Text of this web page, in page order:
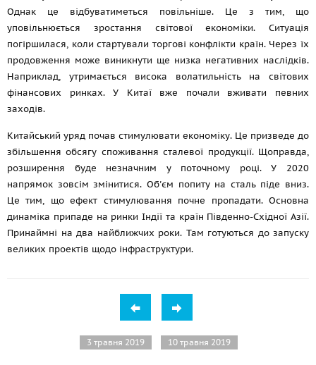
Однак це відбуватиметься повільніше. Це з тим, що
уповільнюється зростання світової економіки. Ситуація
погіршилася, коли стартували торгові конфлікти країн. Через їх
продовження може виникнути ще низка негативних наслідків.
Наприклад, утримається висока волатильність на світових
фінансових ринках. У Китаї вже почали вживати певних
заходів.
Китайський уряд почав стимулювати економіку. Це призведе до
збільшення обсягу споживання сталевої продукції. Щоправда,
розширення буде незначним у поточному році. У 2020
напрямок зовсім змінитися. Об'єм попиту на сталь піде вниз.
Це тим, що ефект стимулювання почне пропадати. Основна
динаміка припаде на ринки Індії та країн Південно-Східної Азії.
Принаймні на два найближчих роки. Там готуються до запуску
великих проектів щодо інфраструктури.
3 травня 2019 10 травня 2019